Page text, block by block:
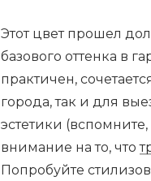
Этот цвет прошел
базового оттенка в
практичен,
города, так и для
эстетики
внимание на то, что
Попробуйте